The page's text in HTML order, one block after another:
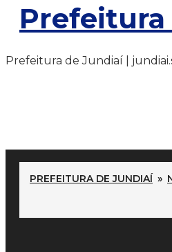
Prefeitura de Jundiaí |
PREFEITURA DE JUNDIAÍ »